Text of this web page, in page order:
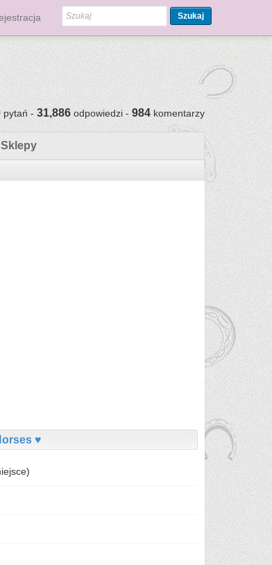
Szukaj
pytań -31,886odpowiedzi -984komentarzy
Sklepy
♥